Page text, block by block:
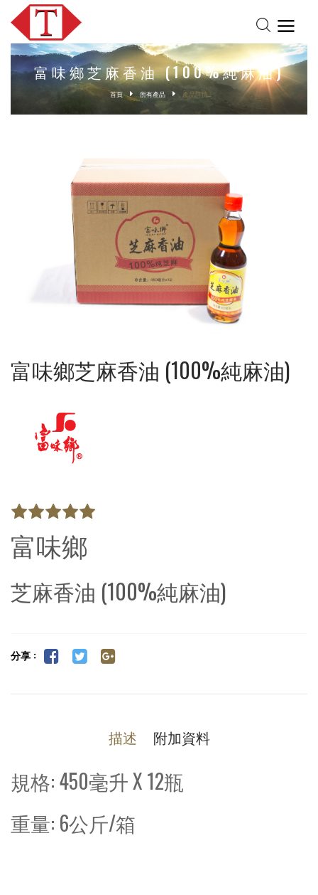
富味鄉芝麻香油 (100%純麻油)
首頁 所有產品 產品詳情
富味鄉芝麻香油 (100%純麻油)
富味鄉
芝麻香油 (100%純麻油)
分享 :
描述 附加資料
規格: 450毫升 X 12瓶
重量: 6公斤/箱